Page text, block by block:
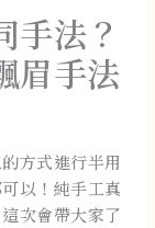
手法？
眉手法
方式進行半用
以！純手工真
次會帶大家了